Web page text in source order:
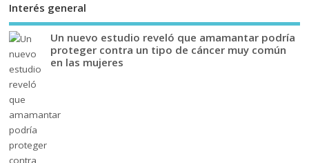
Interés general
Un nuevo estudio reveló que amamantar podría
proteger contra un tipo de cáncer muy común
en las mujeres